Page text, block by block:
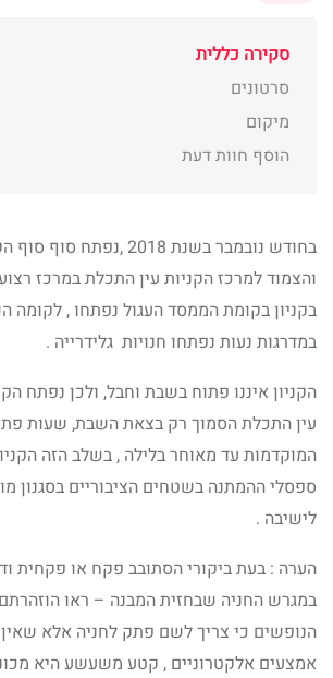
סקירה כללית
סרטונים
מיקום
הוסף חוות דעת
בחודש נובמבר בשנת 2018
והצמוד למרכז הקניות עין התכלת במרכז
בקניון בקומת הממסד העגול נפתחו , לקומה
במדרגות נעות נפתחו חנויות גלידרייה .
הקניון איננו פתוח בשבת וחבל, ולכן נפתח
עין התכלת הסמוך רק בצאת השבת, שעות
המוקדמות עד מאוחר בלילה , בשלב הזה
ספסלי ההמתנה בשטחים הציבוריים בסגנון
לישיבה .
הערה : בעת ביקורי הסתובב פקח או פקחית
במגרש החניה שבחזית המבנה – ראו
הנופשים כי צריך לשם פתק לחניה אלא
אמצעים אלקטרוניים , קטע משעשע היא